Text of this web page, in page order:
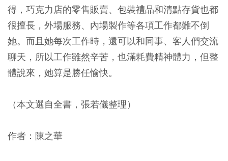
得，巧克力店的零售販賣、包裝禮品和清點存貨也都
很擅長，外場服務、內場製作等各項工作都難不倒
她。而且她每次工作時，還可以和同事、客人們交流
聊天，所以工作雖然辛苦，也滿耗費精神體力，但整
體說來，她算是勝任愉快。
（本文選自全書，張若儀整理）
作者：陳之華